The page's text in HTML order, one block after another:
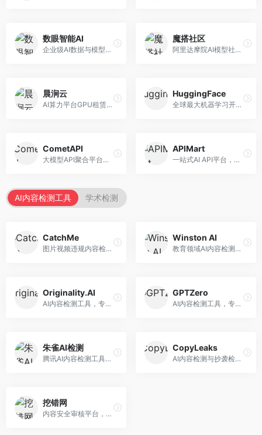
数眼智能AI
企业级AI数据与模型服务平台，专注于数据驱动AI。面向企业用户，提供数据管理、模型训练、部署服务等，数据治理能力强。
魔搭社区
阿里达摩院AI模型社区，专注于中文AI生态。面向中文开发者，提供开源模型、数据集、开发工具等资源，中文模型丰富。
晨涧云
AI算力平台GPU租赁服务，专注于弹性算力。面向开发者和研究者，提供GPU租赁、弹性调度、成本优化等服务，算力灵活。
HuggingFace
全球最大机器学习开源社区，整合模型库与开发工具。面向AI研究者和开发者，提供开源模型、数据集、开发工具等资源，开源生态最完善。
CometAPI
大模型API聚合平台，整合多种AI模型服务。面向开发者，提供统一接口、模型切换、监控分析等服务，API管理便捷。
APIMart
一站式AI API平台，整合多种AI服务。面向开发者，提供模型API、图像处理、语音识别等服务，API种类丰富。
AI内容检测工具 学术检测
CatchMe
图片视频违规内容检测平台，专注于视觉内容安全。面向内容平台，提供图片审核、视频审核、直播监控等服务，视觉检测专业。
Winston AI
教育领域AI内容检测平台，专注于学术诚信。面向教育机构，提供AI内容检测、抄袭检测、报告生成等服务，教育适配性强。
Originality.AI
AI内容检测工具，专注于内容原创性验证。面向内容创作者和出版商，提供AI检测、抄袭检测、批量分析等服务，检测精度高。
GPTZero
AI内容检测工具，专注于AI生成文本识别。面向教育工作者和出版商，提供文本检测、批量分析、API接口等服务，检测准确率高。
朱雀AI检测
腾讯AI内容检测工具，专注于中文内容识别。面向中文用户，提供AI内容检测、文本分析、报告生成等服务，中文检测专业。
CopyLeaks
AI内容检测与抄袭检测平台，专注于内容原创性验证。面向教育机构和出版商，提供AI检测、抄袭检测、多语言支持等服务，检测全面。
挖错网
内容安全审核平台，专注于违规内容检测。面向企业和平台，提供内容审核、敏感词检测、风险预警等服务，安全审核专业。